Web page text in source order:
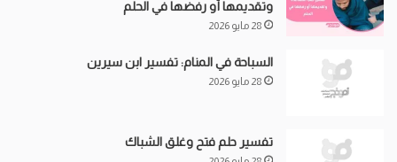
وتقديمها أو رفضها في الحلم
28 مايو 2026
السباحة في المنام: تفسير ابن سيرين
28 مايو 2026
تفسير حلم فتح وغلق الشباك